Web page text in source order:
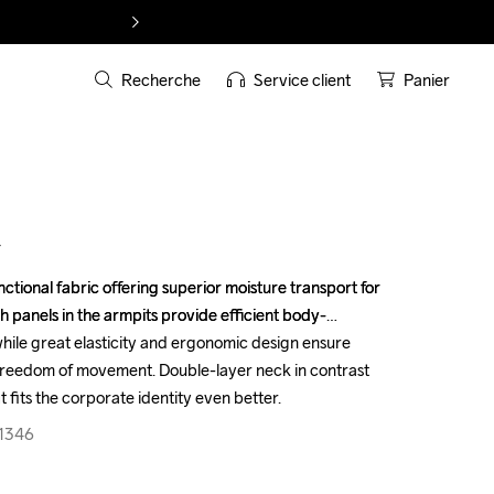
Recherche Service client Panier
fabric offering superior moisture transport for
panels in the armpits provide efficient body-
great elasticity and ergonomic design ensure
of movement. Double-layer neck in contrast
fits the corporate identity even better.
fabric offering superior moisture transport for
panels in the armpits provide efficient body-
great elasticity and ergonomic design ensure
of movement. Double-layer neck in contrast
fits the corporate identity even better.